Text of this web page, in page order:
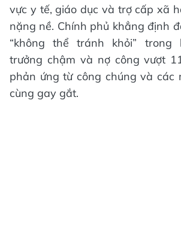
vực y tế, giáo dục và trợ cấp xã
nặng nề. Chính phủ khẳng định
“không thể tránh khỏi” trong
trưởng chậm và nợ công vượt
phản ứng từ công chúng và các
cùng gay gắt.